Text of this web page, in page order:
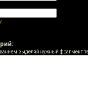
выделяй нужный фрагмент